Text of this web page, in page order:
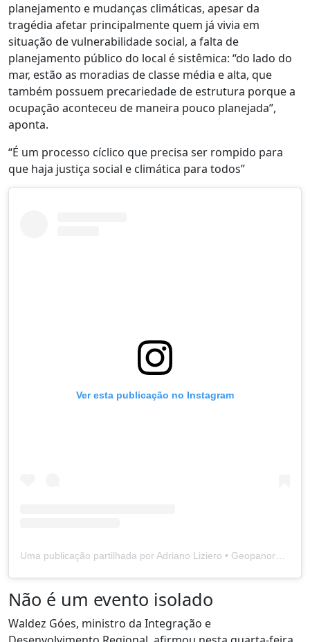
planejamento e mudanças climáticas, apesar da
tragédia afetar principalmente quem já vivia em
situação de vulnerabilidade social, a falta de
planejamento público do local é sistêmica: “do lado do
mar, estão as moradias de classe média e alta, que
também possuem precariedade de estrutura porque a
ocupação aconteceu de maneira pouco planejada”,
aponta.
“É um processo cíclico que precisa ser rompido para
que haja justiça social e climática para todos”
Ver esta publicação no Instagram
Não é um evento isolado
Waldez Góes, ministro da Integração e